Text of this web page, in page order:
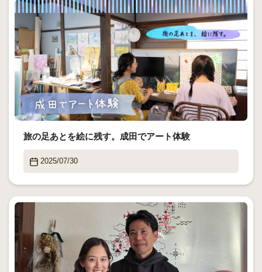
旅の足あとを絵に残す。成田でアート体験
2025/07/30